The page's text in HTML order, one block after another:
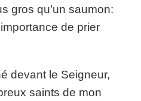
gros qu’un saumon:
de prier
devant le Seigneur,
saints de mon